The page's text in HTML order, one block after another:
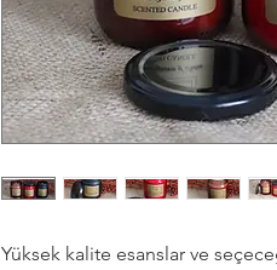
Yüksek kalite esanslar ve